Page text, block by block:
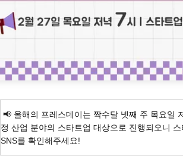
📢 올해의 프레스데이는 짝수달 넷째 주 목요일
정 산업 분야의 스타트업 대상으로 진행되오니
SNS를 확인해주세요!